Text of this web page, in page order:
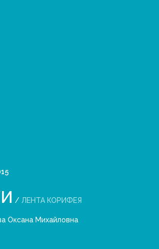
/ ЛЕНТА КОРИФЕЯ
Оксана Михайловна